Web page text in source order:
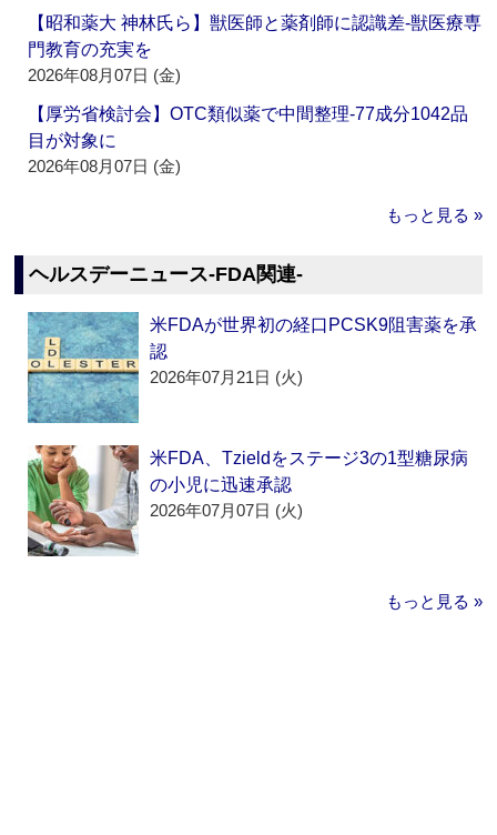
【昭和薬大 神林氏ら】獣医師と薬剤師に認識差‐獣医療専
門教育の充実を
2026年08月07日 (金)
【厚労省検討会】OTC類似薬で中間整理‐77成分1042品
目が対象に
2026年08月07日 (金)
もっと見る »
ヘルスデーニュース‐FDA関連‐
米FDAが世界初の経口PCSK9阻害薬を承
認
2026年07月21日 (火)
米FDA、Tzieldをステージ3の1型糖尿病
の小児に迅速承認
2026年07月07日 (火)
もっと見る »